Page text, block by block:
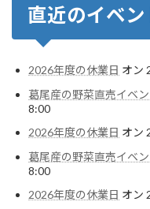
直近のイベン
2026年度の休業日 オン
葛尾産の野菜直売イベ
8:00
2026年度の休業日 オン
葛尾産の野菜直売イベ
8:00
2026年度の休業日 オン